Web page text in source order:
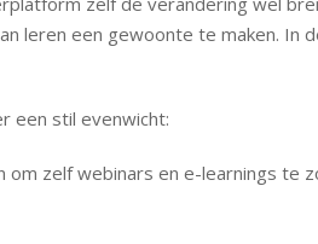
leren een gewoonte te maken. In
een stil evenwicht:
zelf webinars en e-learnings te